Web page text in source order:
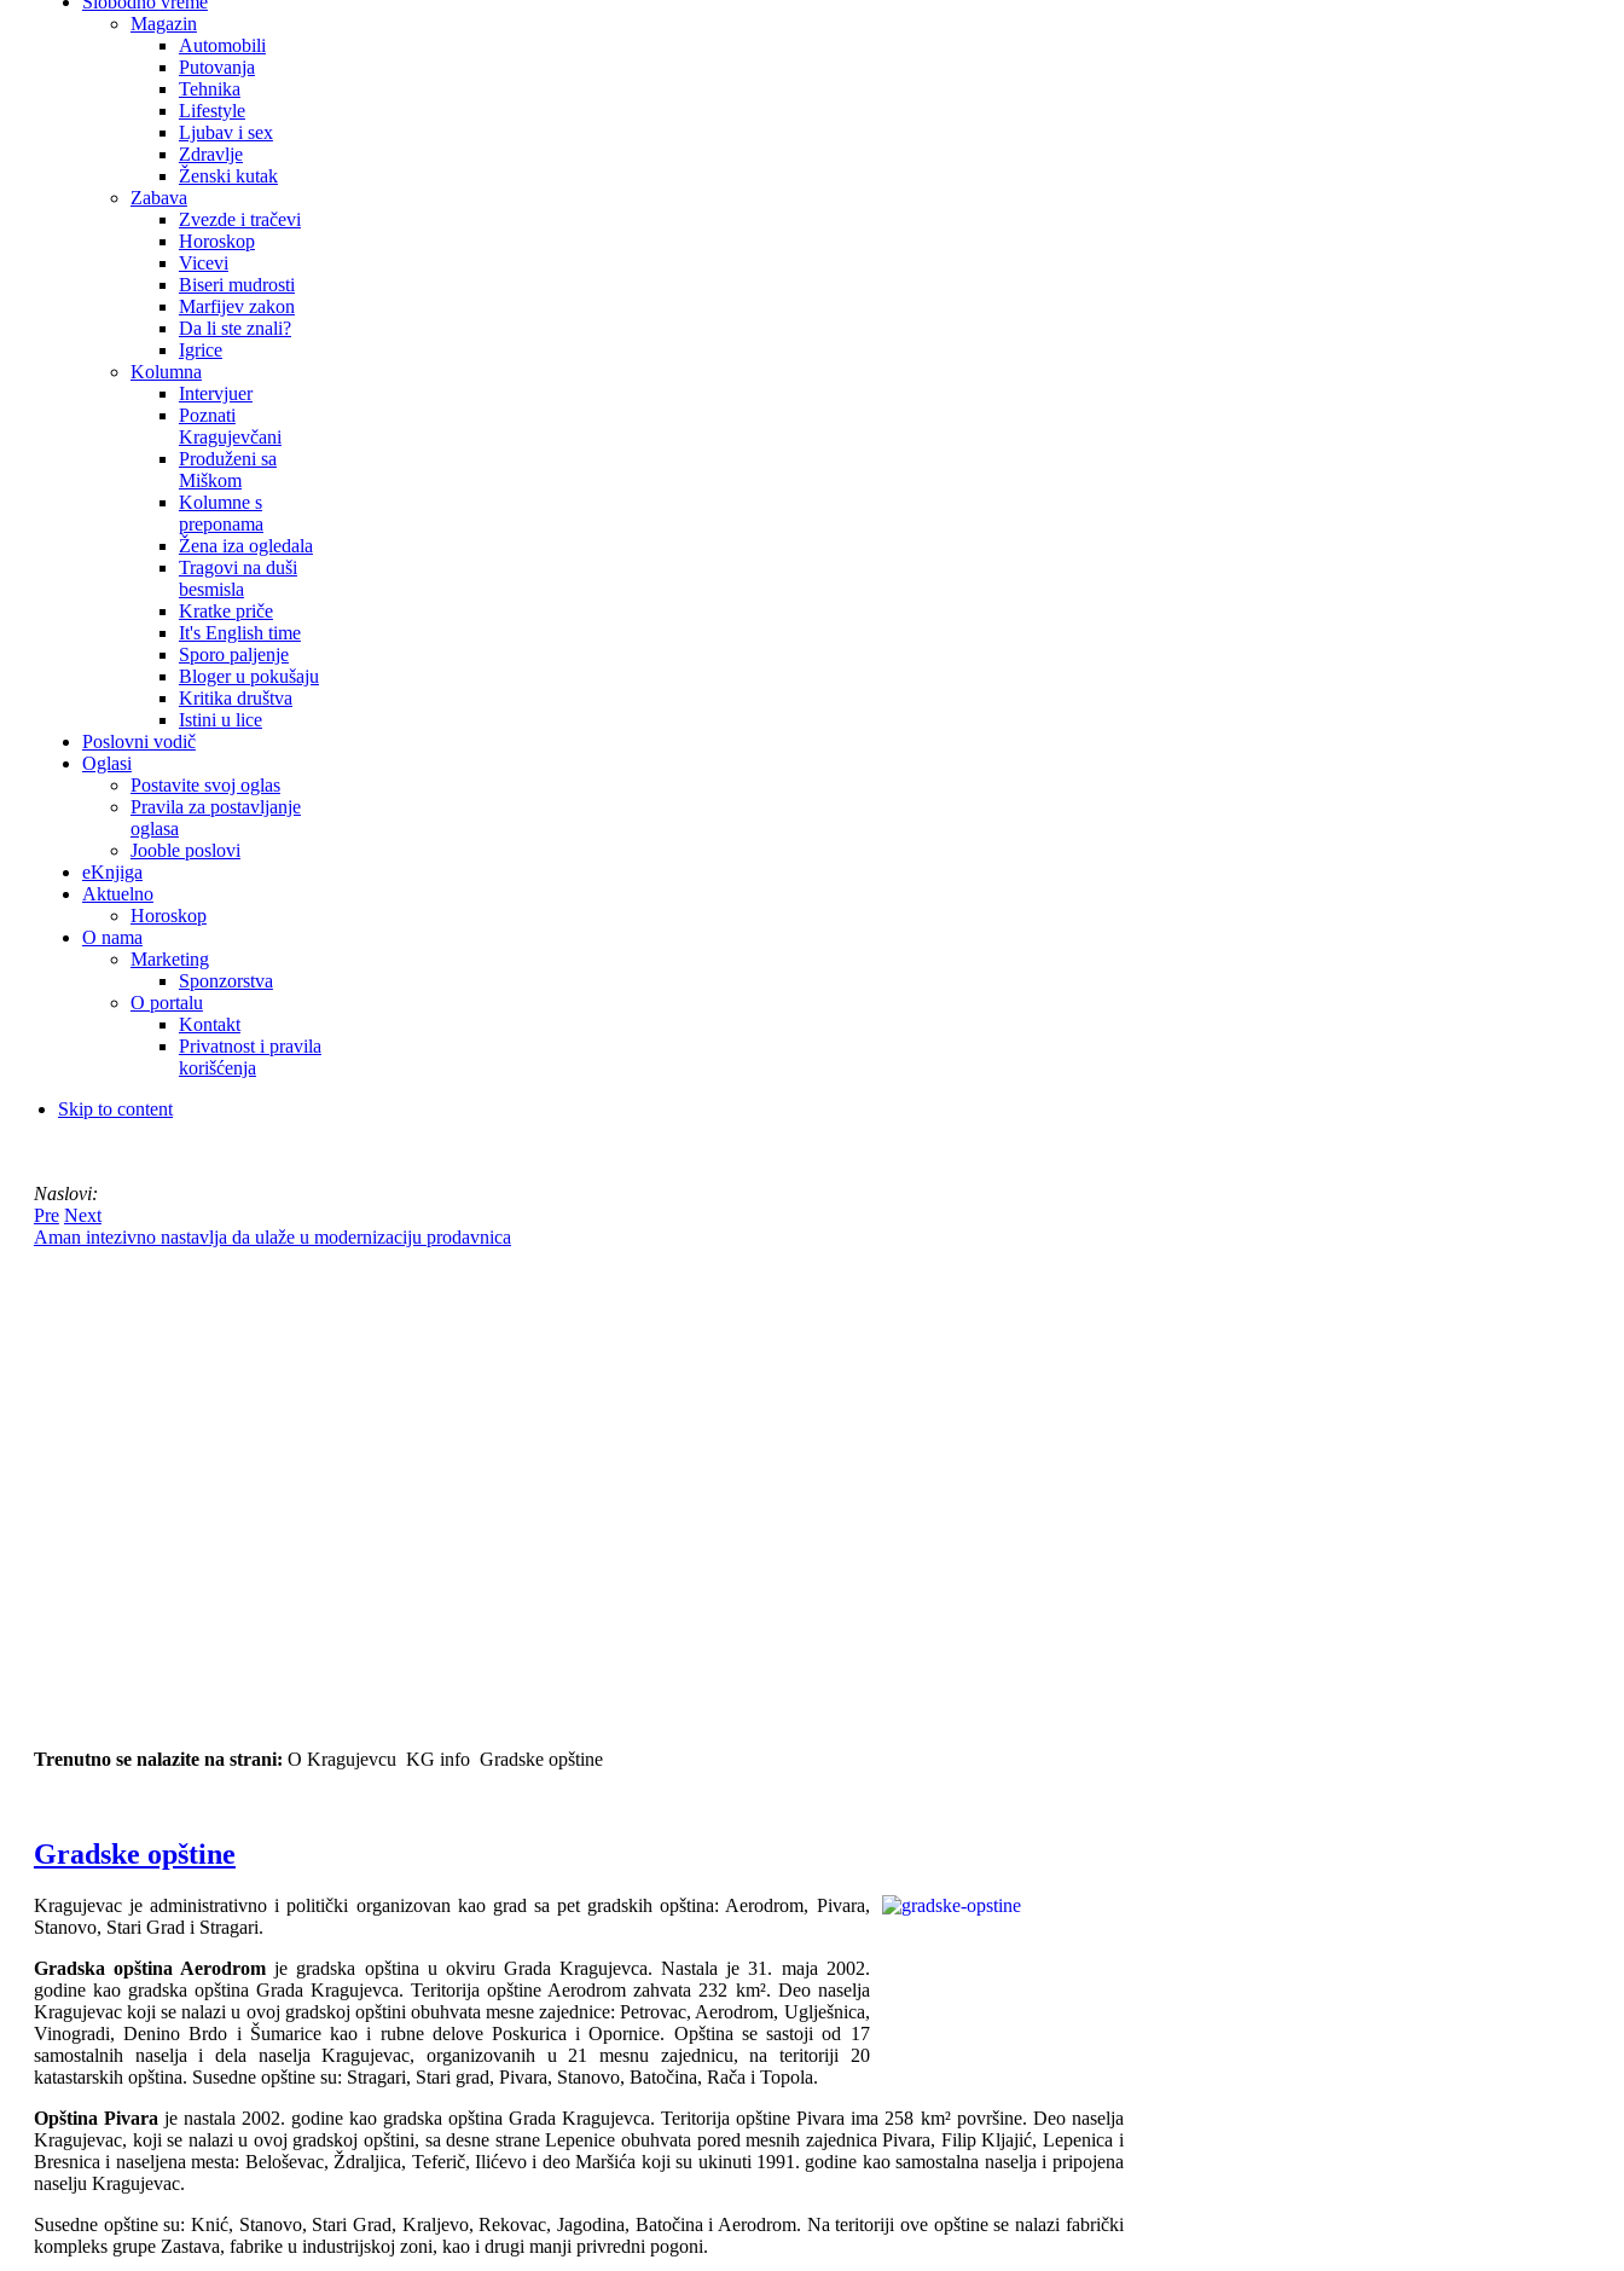
Magazin
Automobili
Putovanja
Tehnika
Lifestyle
Ljubav i sex
Zdravlje
Ženski kutak
Zabava
Zvezde i tračevi
Horoskop
Vicevi
Biseri mudrosti
Marfijev zakon
Da li ste znali?
Igrice
Kolumna
Intervjuer
Poznati
Kragujevčani
Produženi sa
Miškom
Kolumne s
preponama
Žena iza ogledala
Tragovi na duši
besmisla
Kratke priče
It's English time
Sporo paljenje
Bloger u pokušaju
Kritika društva
Istini u lice
Poslovni vodič
Oglasi
Postavite svoj oglas
Pravila za postavljanje
oglasa
Jooble poslovi
eKnjiga
Aktuelno
Horoskop
O nama
Marketing
Sponzorstva
O portalu
Kontakt
Privatnost i pravila
korišćenja
Skip to content
Naslovi:
Pre Next
Aman intezivno nastavlja da ulaže u modernizaciju prodavnica
Trenutno se nalazite na strani: O Kragujevcu KG info Gradske opštine
Gradske opštine
Kragujevac je administrativno i politički organizovan kao grad sa pet gradskih opština: Aerodrom, Pivara,
Stanovo, Stari Grad i Stragari.
Gradska opština Aerodromje gradska opština u okviru Grada Kragujevca. Nastala je 31. maja 2002.
godine kao gradska opština Grada Kragujevca. Teritorija opštine Aerodrom zahvata 232 km². Deo naselja
Kragujevac koji se nalazi u ovoj gradskoj opštini obuhvata mesne zajednice: Petrovac, Aerodrom, Uglješnica,
Vinogradi, Denino Brdo i Šumarice kao i rubne delove Poskurica i Opornice. Opština se sastoji od 17
samostalnih naselja i dela naselja Kragujevac, organizovanih u 21 mesnu zajednicu, na teritoriji 20
katastarskih opština. Susedne opštine su: Stragari, Stari grad, Pivara, Stanovo, Batočina, Rača i Topola.
Opština Pivara je nastala 2002. godine kao gradska opština Grada Kragujevca. Teritorija opštine Pivara ima 258 km² površine. Deo naselja
Kragujevac, koji se nalazi u ovoj gradskoj opštini, sa desne strane Lepenice obuhvata pored mesnih zajednica Pivara, Filip Kljajić, Lepenica i
Bresnica i naseljena mesta: Beloševac, Ždraljica, Teferič, Ilićevo i deo Maršića koji su ukinuti 1991. godine kao samostalna naselja i pripojena
naselju Kragujevac.
Susedne opštine su: Knić, Stanovo, Stari Grad, Kraljevo, Rekovac, Jagodina, Batočina i Aerodrom. Na teritoriji ove opštine se nalazi fabrički
kompleks grupe Zastava, fabrike u industrijskoj zoni, kao i drugi manji privredni pogoni.